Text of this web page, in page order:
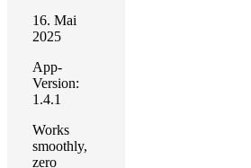
16. Mai
2025
App-
Version:
1.4.1
Works
smoothly,
zero